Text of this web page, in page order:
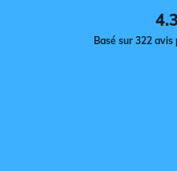
Basé sur 322